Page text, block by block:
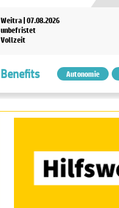
Weitra | 07.08.2026
unbefristet
Vollzeit
Benefits Autonomie